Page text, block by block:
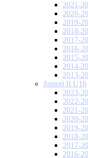
2021-
2020-
2019-
2018-
2017-
2016-
2015-
2014-
2013-
Juniori II U16
2023-
2022-
2021-
2020-
2019-
2018-
2017-
2016-